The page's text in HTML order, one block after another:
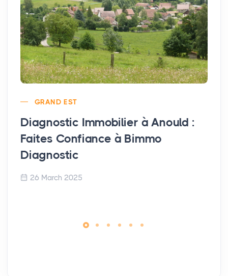
GRAND EST
Diagnostic Immobilier à Anould :
Faites Confiance à Bimmo
Diagnostic
26 March 2025